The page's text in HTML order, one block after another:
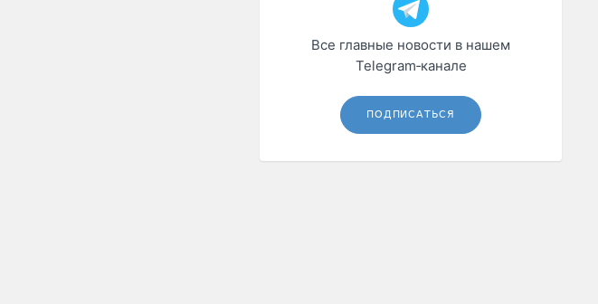
Все главные новости в нашем
Telegram‑канале
ПОДПИСАТЬСЯ